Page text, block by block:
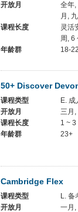
开放月
全年,
月,
课程长度
灵活
周, 6
年龄群
18-
50+ Discover
课程类型
E. 成
开放月
三月,
课程长度
1 ~ 3
年龄群
23+
Cambridge Flex
课程类型
L. 备
开放月
一月,